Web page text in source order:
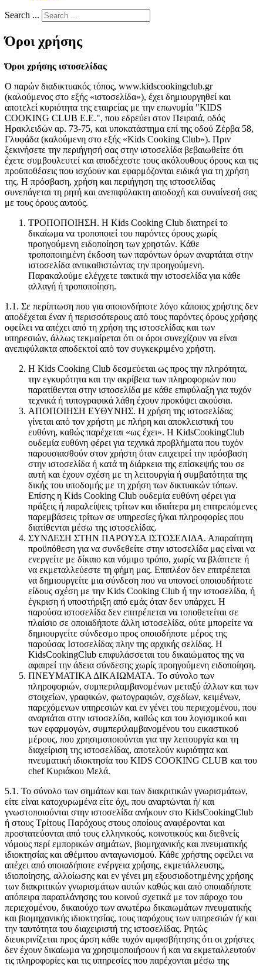
Search ...
Όροι χρήσης
Όροι χρήσης ιστοσελίδας
Ο παρών διαδικτυακός τόπος, www.kidscookingclub.gr
(καλούμενος στο εξής «ιστοσελίδα»), έχει δημιουργηθεί και
αποτελεί κυριότητα της εταιρείας με την επωνυμία "KIDS
COOKING CLUB E.E.", που εδρεύει στον Πειραιά, οδός
Ηρακλειδών αρ. 73-75, και υποκατάστημα επί της οδού Ζέρβα 58,
Γλυφάδα (καλούμενη στο εξής «Kids Cooking Club»). Πριν
ξεκινήσετε την περιήγησή σας στην ιστοσελίδα βεβαιωθείτε ότι
έχετε συμβουλευτεί και αποδέχεστε τους ακόλουθους όρους και τις
προϋποθέσεις που ισχύουν και εφαρμόζονται ειδικά για τη χρήση
της. Η πρόσβαση, χρήση και περιήγηση της ιστοσελίδας
συνεπάγεται τη ρητή και ανεπιφύλακτη αποδοχή και συναίνεσή σας
με τους όρους αυτούς.
ΤΡΟΠΟΠΟΙΗΣΗ. H Kids Cooking Club διατηρεί το
δικαίωμα να τροποποιεί του παρόντες όρους χωρίς
προηγούμενη ειδοποίηση των χρηστών. Κάθε
τροποποιημένη έκδοση των παρόντων όρων αναρτάται στην
ιστοσελίδα αντικαθιστώντας την προηγούμενη.
Παρακαλούμε ελέγχετε τακτικά την ιστοσελίδα για κάθε
αλλαγή ή τροποποίηση.
1.1. Σε περίπτωση που για οποιονδήποτε λόγο κάποιος χρήστης δεν
αποδέχεται έναν ή περισσότερους από τους παρόντες όρους χρήσης
οφείλει να απέχει από τη χρήση της ιστοσελίδας και των
υπηρεσιών, άλλως τεκμαίρεται ότι οι όροι συνεχίζουν να είναι
ανεπιφύλακτα αποδεκτοί από τον συγκεκριμένο χρήστη.
Η Kids Cooking Club δεσμεύεται ως προς την πληρότητα,
την εγκυρότητα και την ακρίβεια των πληροφοριών που
παρατίθενται στην ιστοσελίδα με κάθε επιφύλαξη για τυχόν
τεχνικά ή τυπογραφικά λάθη έχουν προκύψει ακούσια.
ΑΠΟΠΟΙΗΣΗ ΕΥΘΥΝΗΣ. Η χρήση της ιστοσελίδας
γίνεται από τον χρήστη με πλήρη και αποκλειστική του
ευθύνη, καθώς παρέχεται «ως έχει». Η KidsCookingClub
ουδεμία ευθύνη φέρει για τεχνικά προβλήματα που τυχόν
παρουσιασθούν στον χρήστη όταν επιχειρεί την πρόσβαση
στην ιστοσελίδα ή κατά τη διάρκεια της επίσκεψής του σε
αυτή και έχουν σχέση με τη λειτουργία ή συμβατότητα της
δικής του υποδομής με τη χρήση των δικτυακών τόπων.
Επίσης η Kids Cooking Club ουδεμία ευθύνη φέρει για
πράξεις ή παραλείψεις τρίτων και ιδιαίτερα μη επιτρεπόμενες
παρεμβάσεις τρίτων σε υπηρεσίες ή/και πληροφορίες που
διατίθενται μέσω της ιστοσελίδας.
ΣΥΝΔΕΣΗ ΣΤΗΝ ΠΑΡΟΥΣΑ ΙΣΤΟΣΕΛΙΔΑ. Απαραίτητη
προϋπόθεση για να συνδεθείτε στην ιστοσελίδα μας είναι να
ενεργείτε με δίκαιο και νόμιμο τρόπο, χωρίς να βλάπτετε ή
να εκμεταλλεύεστε τη φήμη μας. Επιπλέον δεν επιτρέπεται
να δημιουργείτε μια σύνδεση που να υπονοεί οποιουδήποτε
είδους σχέση με την Kids Cooking Club ή την ιστοσελίδα, ή
έγκριση ή υποστήριξη από εμάς όταν δεν υπάρχει. Η
παρούσα ιστοσελίδα δεν επιτρέπεται να τοποθετείται σε
πλαίσιο σε οποιαδήποτε άλλη ιστοσελίδα, ούτε μπορείτε να
δημιουργείτε σύνδεσμο προς οποιοδήποτε μέρος της
παρούσας Ιστοσελίδας πλην της αρχικής σελίδας. Η
KidsCookingClub επιφυλάσσεται του δικαιώματος της να
αφαιρεί την άδεια σύνδεσης χωρίς προηγούμενη ειδοποίηση.
ΠΝΕΥΜΑΤΙΚΑ ΔΙΚΑΙΩΜΑΤΑ. Το σύνολο των
πληροφοριών, συμπεριλαμβανομένων μεταξύ άλλων και των
στοιχείων, γραφικών, φωτογραφιών, σχεδίων, κειμένων,
παρεχόμενων υπηρεσιών και εν γένει του περιεχομένου, που
αναρτάται στην ιστοσελίδα, καθώς και του λογισμικού και
των εφαρμογών, συμπεριλαμβανομένου του εικαστικού
μέρους, που χρησιμοποιούνται για την λειτουργία και τη
διαχείριση της ιστοσελίδας, αποτελούν κυριότητα και
πνευματική ιδιοκτησία του KIDS COOKING CLUB και του
chef Κυριάκου Μελά.
5.1. Το σύνολο των σημάτων και των διακριτικών γνωρισμάτων,
είτε είναι κατοχυρωμένα είτε όχι, που αναρτώνται ή/ και
γνωστοποιούνται στην ιστοσελίδα ανήκουν στο KidsCookingClub
ή στους Τρίτους Παρόχους στους οποίους αναφέρονται και
προστατεύονται από τους ελληνικούς, κοινοτικούς και διεθνείς
νόμους περί εμπορικών σημάτων, βιομηχανικής και πνευματικής
ιδιοκτησίας και αθέμιτου ανταγωνισμού. Κάθε χρήστης οφείλει να
απέχει από οποιαδήποτε ενέργεια χρήσης, εκμετάλλευσης,
ιδιοποίησης, αλλοίωσης και εν γένει μη εξουσιοδοτημένης χρήσης
των διακριτικών γνωρισμάτων αυτών καθώς και από οποιαδήποτε
απόπειρα παραπλάνησης του κοινού σχετικά με τον πάροχο του
περιεχομένου, δικαιούχο των ανωτέρω δικαιωμάτων πνευματικής
και βιομηχανικής ιδιοκτησίας, τους παρόχους των υπηρεσιών ή/ και
την ταυτότητα του διαχειριστή της ιστοσελίδας. Ρητώς
διευκρινίζεται προς άρση κάθε τυχόν αμφισβήτησης ότι οι χρήστες
δεν έχουν δικαίωμα να χρησιμοποιήσουν ή και να εκμεταλλευτούν
τις πληροφορίες και τις υπηρεσίες που παρέχονται μέσω της